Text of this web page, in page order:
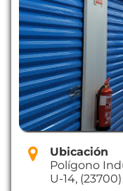
Ubicación
Polígono
U-14, (23700)